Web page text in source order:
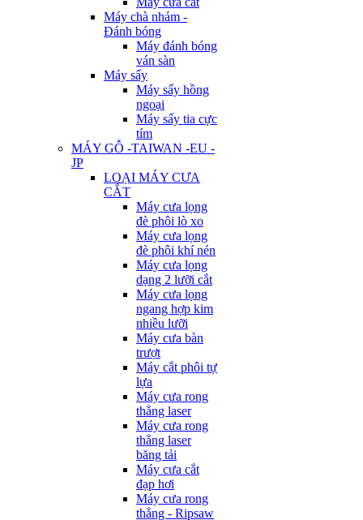
Máy chà nhám -
Đánh bóng
Máy đánh bóng
ván sàn
Máy sấy
Máy sấy hồng
ngoại
Máy sấy tia cực
tím
MÁY GỖ -TAIWAN -EU -
JP
LOẠI MÁY CƯA
CẮT
Máy cưa lọng
đè phôi lò xo
Máy cưa lọng
đè phôi khí nén
Máy cưa lọng
dạng 2 lưỡi cắt
Máy cưa lọng
ngang hợp kim
nhiều lưỡi
Máy cưa bàn
trượt
Máy cắt phôi tự
lựa
Máy cưa rong
thẳng laser
Máy cưa rong
thẳng laser
băng tải
Máy cưa cắt
đạp hơi
Máy cưa rong
thẳng - Ripsaw